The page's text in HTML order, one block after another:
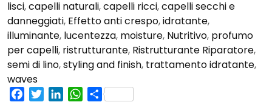
lisci,capelli naturali,capelli ricci,capelli secchi e
danneggiati, Effetto anti crespo,idratante,
illuminante, lucentezza, moisture, Nutritivo, profumo
per capelli, ristrutturante, Ristrutturante Riparatore,
semi di lino,styling and finish, trattamento idratante,
waves
Facebook
TwitterLinkedInWhatsApp
Condividi